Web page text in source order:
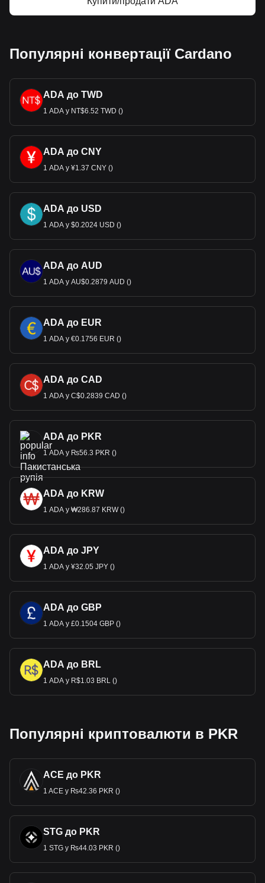
Популярні конвертації Cardano
ADA до TWD
1 ADA у NT$6.52 TWD ()
ADA до CNY
1 ADA у ¥1.37 CNY ()
ADA до USD
1 ADA у $0.2024 USD ()
ADA до AUD
1 ADA у AU$0.2879 AUD ()
ADA до EUR
1 ADA у €0.1756 EUR ()
ADA до CAD
1 ADA у C$0.2839 CAD ()
ADA до PKR
1 ADA у ₨56.3 PKR ()
ADA до KRW
1 ADA у ₩286.87 KRW ()
ADA до JPY
1 ADA у ¥32.05 JPY ()
ADA до GBP
1 ADA у £0.1504 GBP ()
ADA до BRL
1 ADA у R$1.03 BRL ()
Популярні криптовалюти в PKR
ACE до PKR
1 ACE у ₨42.36 PKR ()
STG до PKR
1 STG у ₨44.03 PKR ()